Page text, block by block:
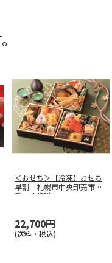
＜おせち＞【冷凍】おせち
早割 札幌市中央卸売市場
発 北都膳
22,700円
(送料・税込)